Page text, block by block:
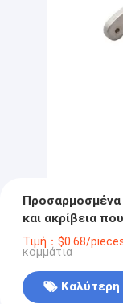
και ακρίβεια
ένεση χύτευσης
Τιμή：$0.68/
κομμάτια
Καλύτερη